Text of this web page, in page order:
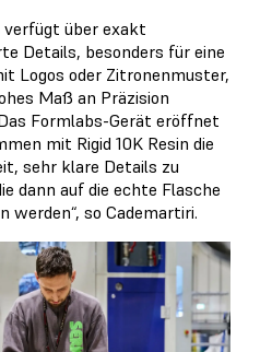
verfügt über exakt
Details, besonders für eine
Logos oder Zitronenmuster,
Maß an Präzision
Formlabs-Gerät eröffnet
mit Rigid 10K Resin die
sehr klare Details zu
dann auf die echte Flasche
werden“, so Cademartiri.